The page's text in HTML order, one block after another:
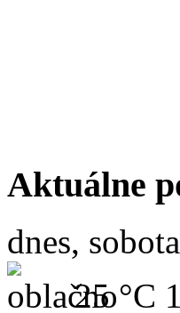
Aktuálne
dnes,
25 °C